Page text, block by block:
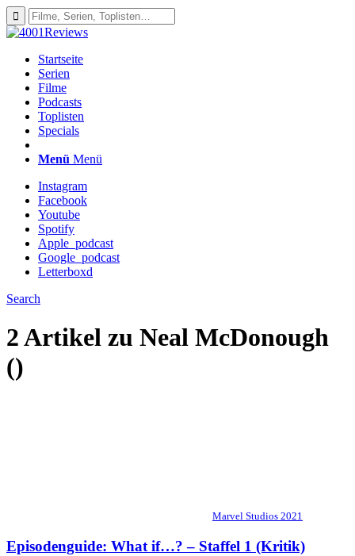
Startseite
Serien
Filme
Podcasts
Toplisten
Specials
Menü Menü
Instagram
Facebook
Youtube
Spotify
Apple_podcast
Google_podcast
Letterboxd
Search
2 Artikel zu Neal McDonough
()
Marvel Studios 2021
Episodenguide: What if…? – Staffel 1 (Kritik)